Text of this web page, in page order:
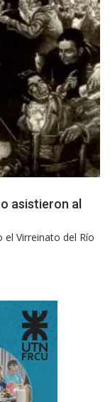
asistieron al
Virreinato del Río